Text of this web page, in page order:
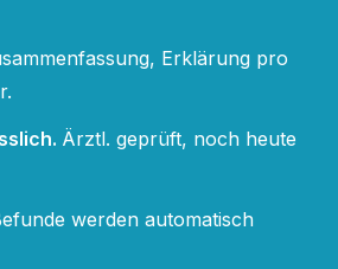
Erklärung pro
. Ärztl. geprüft, noch heute
werden automatisch